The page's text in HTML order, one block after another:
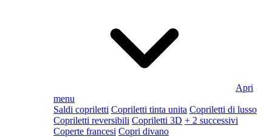
Apri
menu
Saldi copriletti Copriletti tinta unita Copriletti di lusso
Copriletti reversibili Copriletti 3D + 2 successivi
Coperte francesi Copri divano